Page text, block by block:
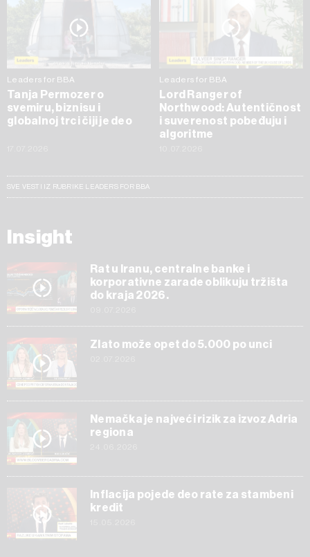
Leaders for BBA
Tanja Permozer o
svemiru, biznisu i
globalnoj trci čiji je deo
Leaders for BBA
Lord Ranger of
Northwood: Autentičnost
i suverenost pobeđuju i
algoritme
SVE VESTI IZ RUBRIKE LEADERS FOR BBA
Insight
Rat u Iranu, centralne banke i
korporativne zarade oblikuju tržišta
do kraja 2026.
Zlato može opet do 5.000 po unci
Nemačka je najveći rizik za izvoz Adria
regiona
Inflacija pojede deo rate za stambeni
kredit